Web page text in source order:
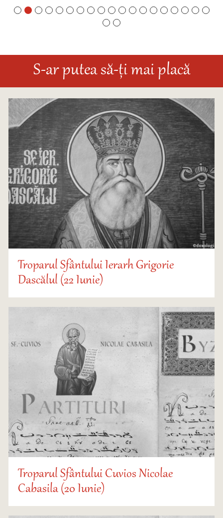
S-ar putea să-ți mai placă
Troparul Sfântului Ierarh Grigorie
Dascălul (22 Iunie)
Troparul Sfântului Cuvios Nicolae
Cabasila (20 Iunie)